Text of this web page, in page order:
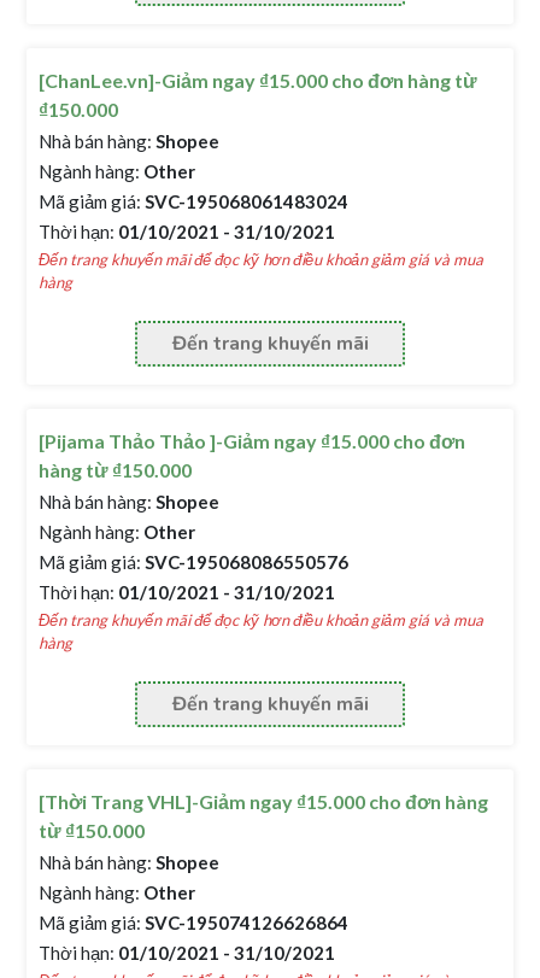
[ChanLee.vn]-Giảm ngay ₫15.000 cho đơn hàng từ
₫150.000
Nhà bán hàng: Shopee
Ngành hàng: Other
Mã giảm giá: SVC-195068061483024
Thời hạn: 01/10/2021 - 31/10/2021
Đến trang khuyến mãi để đọc kỹ hơn điều khoản giảm giá và mua
hàng
Đến trang khuyến mãi
[Pijama Thảo Thảo ]-Giảm ngay ₫15.000 cho đơn
hàng từ ₫150.000
Nhà bán hàng: Shopee
Ngành hàng: Other
Mã giảm giá: SVC-195068086550576
Thời hạn: 01/10/2021 - 31/10/2021
Đến trang khuyến mãi để đọc kỹ hơn điều khoản giảm giá và mua
hàng
Đến trang khuyến mãi
[Thời Trang VHL]-Giảm ngay ₫15.000 cho đơn hàng
từ ₫150.000
Nhà bán hàng: Shopee
Ngành hàng: Other
Mã giảm giá: SVC-195074126626864
Thời hạn: 01/10/2021 - 31/10/2021